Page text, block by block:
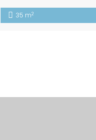
La vivienda cuenta con
Dormitorio (1) […]
35 m2